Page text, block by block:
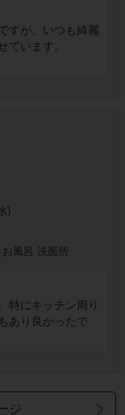
すが、いつも綺麗
ています。
)
風呂 洗面所
特にキッチン周り
あり良かったで
ジ